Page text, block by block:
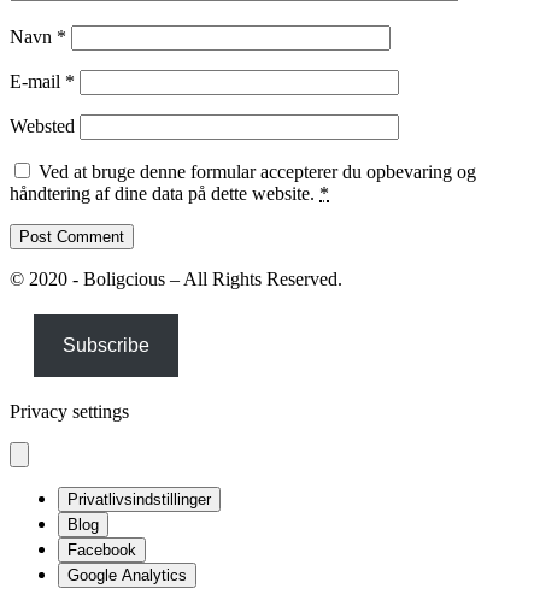
Navn *
E-mail *
Websted
Ved at bruge denne formular accepterer du opbevaring og
håndtering af dine data på dette website. *
© 2020 - Boligcious – All Rights Reserved.
Subscribe
Privacy settings
Privatlivsindstillinger
Blog
Facebook
Google Analytics